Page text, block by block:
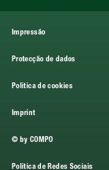
Impressão
Protecção de dados
Politica de cookies
Imprint
© by COMPO
Política de Redes Sociais